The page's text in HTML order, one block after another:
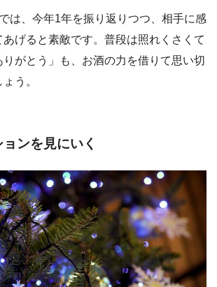
は、今年1年を振り返りつつ、相手に感
げると素敵です。普段は照れくさくて
がとう」も、お酒の力を借りて思い切
う。
ンを見にいく